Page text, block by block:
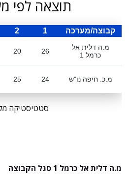
תוצאה לפי
קבוצה/מערכה 1
2
מ.ה דלית אל
כרמל 1
26
20
מ.כ. חיפה נו"ש 24
25
סטטיסטיקה
מ.ה דלית אל כרמל 1 סגל הקבוצה